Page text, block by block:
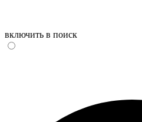
включить в поиск